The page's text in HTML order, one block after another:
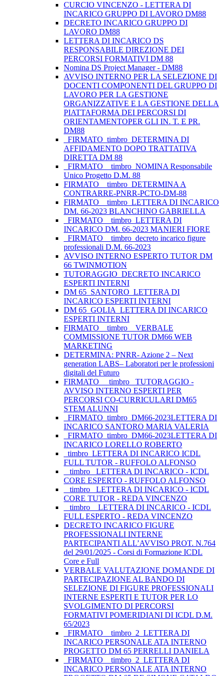
CURCIO VINCENZO - LETTERA DI
INCARICO GRUPPO DI LAVORO DM88
DECRETO INCARICO GRUPPO DI
LAVORO DM88
LETTERA DI INCARICO DS
RESPONSABILE DIREZIONE DEI
PERCORSI FORMATIVI DM 88
Nomina DS Project Manager - DM88
AVVISO INTERNO PER LA SELEZIONE DI
DOCENTI COMPONENTI DEL GRUPPO DI
LAVORO PER LA GESTIONE
ORGANIZZATIVE E LA GESTIONE DELLA
PIATTAFORMA DEI PERCORSI DI
ORIENTAMENTOPER GLI IN. T. E PR.
DM88
_FIRMATO_timbro_DETERMINA DI
AFFIDAMENTO DOPO TRATTATIVA
DIRETTA DM 88
_FIRMATO__timbro_NOMINA Responsabile
Unico Progetto D.M. 88
FIRMATO__timbro_DETERMINA A
CONTRARRE-PNRR-PCTO-DM-88
FIRMATO__timbro_LETTERA DI INCARICO
DM. 66-2023 BLANCHINO GABRIELLA
_FIRMATO__timbro_LETTERA DI
INCARICO DM. 66-2023 MANIERI FIORE
_FIRMATO__timbro_decreto incarico figure
professionali D.M. 66-2023
AVVISO INTERNO ESPERTO TUTOR DM
66 TWINMOTION
TUTORAGGIO_DECRETO INCARICO
ESPERTI INTERNI
DM 65_SANTORO_LETTERA DI
INCARICO ESPERTI INTERNI
DM 65_GOLIA_LETTERA DI INCARICO
ESPERTI INTERNI
FIRMATO _ timbro _ VERBALE
COMMISSIONE TUTOR DM66 WEB
MARKETING
DETERMINA: PNRR- Azione 2 – Next
generation LABS– Laboratori per le professioni
digitali del Futuro
FIRMATO__ timbro _TUTORAGGIO -
AVVISO INTERNO ESPERTI PER
PERCORSI CO-CURRICULARI DM65
STEM ALUNNI
_FIRMATO_timbro_DM66-2023LETTERA DI
INCARICO SANTORO MARIA VALERIA
_FIRMATO_timbro_DM66-2023LETTERA DI
INCARICO LORELLO ROBERTO
_timbro_LETTERA DI INCARICO ICDL
FULL TUTOR - RUFFOLO ALFONSO
_ timbro _LETTERA DI INCARICO - ICDL
CORE ESPERTO - RUFFOLO ALFONSO
_ timbro _LETTERA DI INCARICO - ICDL
CORE TUTOR - REDA VINCENZO
_ timbro _ LETTERA DI INCARICO - ICDL
FULL ESPERTO - REDA VINCENZO
DECRETO INCARICO FIGURE
PROFESSIONALI INTERNE
PARTECIPANTI ALL’AVVISO PROT. N.764
del 29/01/2025 - Corsi di Formazione ICDL
Core e Full
VERBALE VALUTAZIONE DOMANDE DI
PARTECIPAZIONE AL BANDO DI
SELEZIONE DI FIGURE PROFESSIONALI
INTERNE ESPERTI E TUTOR PER LO
SVOLGIMENTO DI PERCORSI
FORMATIVI POMERIDIANI DI ICDL D.M.
65/2023
_FIRMATO__timbro_2_LETTERA DI
INCARICO PERSONALE ATA INTERNO
PROGETTO DM 65 PERRELLI DANIELA
_FIRMATO__timbro_2_LETTERA DI
INCARICO PERSONALE ATA INTERNO